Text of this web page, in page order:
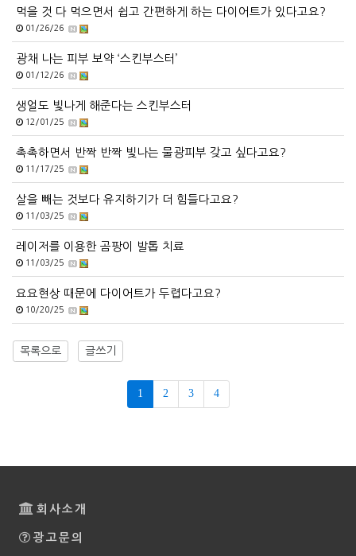
먹을 것 다 먹으면서 쉽고 간편하게 하는 다이어트가 있다고요?
01/26/26
광채 나는 피부 보약 ‘스킨부스터’
01/12/26
생얼도 빛나게 해준다는 스킨부스터
12/01/25
촉촉하면서 반짝 반짝 빛나는 물광피부 갖고 싶다고요?
11/17/25
살을 빼는 것보다 유지하기가 더 힘들다고요?
11/03/25
레이저를 이용한 곰팡이 발톱 치료
11/03/25
요요현상 때문에 다이어트가 두렵다고요?
10/20/25
목록으로 글쓰기
1 2 3 4
회사소개
광고문의